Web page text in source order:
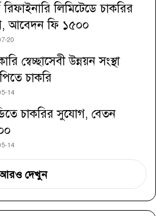
রিফাইনারি লিমিটেডে চাকরির
আবেদন ফি ১৫০০
20
স্বেচ্ছাসেবী উন্নয়ন সংস্থা
চাকরি
14
চাকরির সুযোগ, বেতন
14
দেখুন